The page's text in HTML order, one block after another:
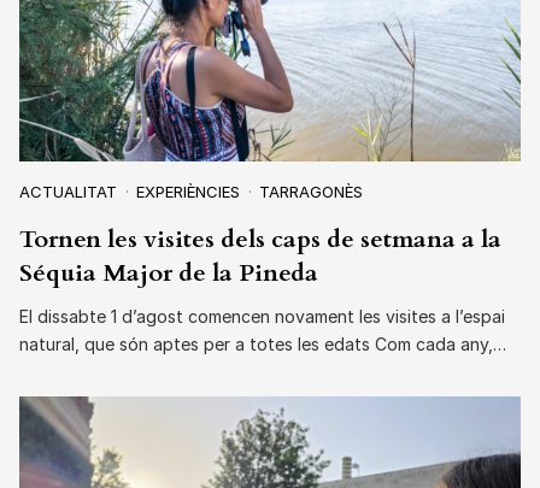
ACTUALITAT EXPERIÈNCIES TARRAGONÈS
Tornen les visites dels caps de setmana a la
Séquia Major de la Pineda
El dissabte 1 d’agost comencen novament les visites a l’espai
natural, que són aptes per a totes les edats Com cada any,…